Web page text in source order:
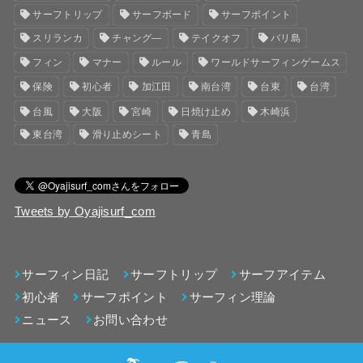
サーフトリップ サーフボード サーフポイント
スリランカ チャング― テイクオフ バリ島
フィン マナー ルール ワールドサーフィンゲームス
保険 初心者 加江田 南台湾 台東 台湾
台風 大阪 宮崎 日焼け止め 木崎浜
東台湾 滑り止めシート 青島
Tweets by Oyajisurf_com
サーフィン日記 サーフトリップ
サーフアイテム
初心者
サーフポイント
サーフィン理論
ニュース
お問い合わせ